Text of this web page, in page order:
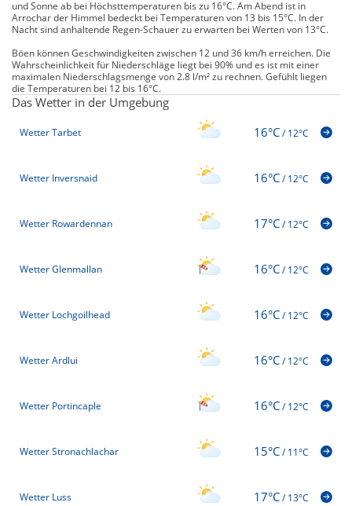
und Sonne ab bei Höchsttemperaturen bis zu 16°C. Am Abend ist in
Arrochar der Himmel bedeckt bei Temperaturen von 13 bis 15°C. In der
Nacht sind anhaltende Regen-Schauer zu erwarten bei Werten von 13°C.
Böen können Geschwindigkeiten zwischen 12 und 36 km/h erreichen. Die
Wahrscheinlichkeit für Niederschläge liegt bei 90% und es ist mit einer
maximalen Niederschlagsmenge von 2.8 l/m² zu rechnen. Gefühlt liegen
die Temperaturen bei 12 bis 16°C.
Das Wetter in der Umgebung
Wetter Tarbet 16°C/12°C
Wetter Inversnaid 16°C/12°C
Wetter Rowardennan 17°C/12°C
Wetter Glenmallan 16°C/12°C
Wetter Lochgoilhead 16°C/12°C
Wetter Ardlui 16°C/12°C
Wetter Portincaple 16°C/12°C
Wetter Stronachlachar 15°C/11°C
Wetter Luss 17°C/13°C